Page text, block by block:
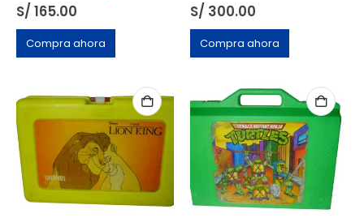
S/ 165.00
Compra ahora
S/ 300.00
Compra ahora